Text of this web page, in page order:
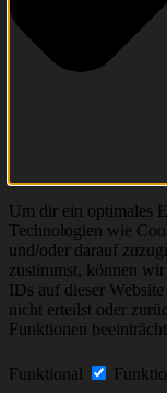
Um dir ein optimales
Technologien wie
und/oder darauf
zustimmst, können
IDs auf dieser
nicht erteilst oder
Funktionen
Funktional